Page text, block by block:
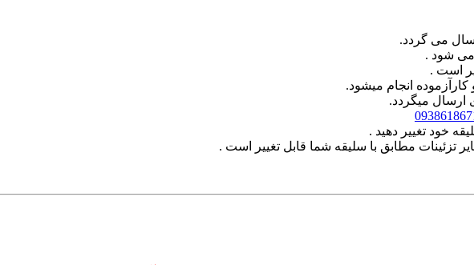
می گردد.
شود .
است .
انجام میشود.
ارسال میگردد.
خود تغییر دهید .
تزئینات مطابق با سلیقه شما قابل تغییر است .